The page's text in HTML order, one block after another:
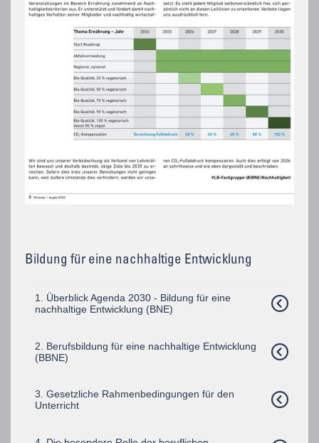
Bildung für eine nachhaltige Entwicklung
1. Überblick Agenda 2030 - Bildung für eine
nachhaltige Entwicklung (BNE)
2. Berufsbildung für eine nachhaltige Entwicklung
(BBNE)
3. Gesetzliche Rahmenbedingungen für den
Unterricht